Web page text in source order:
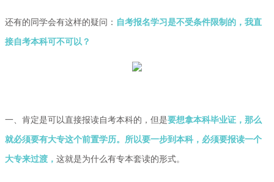
还有的同学会有这样的疑问： 自考报名学习是不受条件限制的，我直
接自考本科可不可以？
一、肯定是可以直接报读自考本科的，但是要想拿本科毕业证，那么
就必须要有大专这个前置学历。 所以要一步到本科，必须要报读一个
大专来过渡 ， 这就是为什么有专本套读的形式。